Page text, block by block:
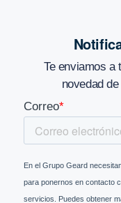
Te enviamos a
novedad